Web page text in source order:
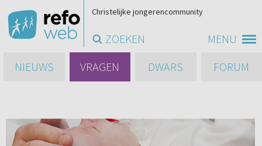
MENU
Christelijke jongerencommunity
ZOEKEN
NIEUWS
VRAGEN DWARS FORUM